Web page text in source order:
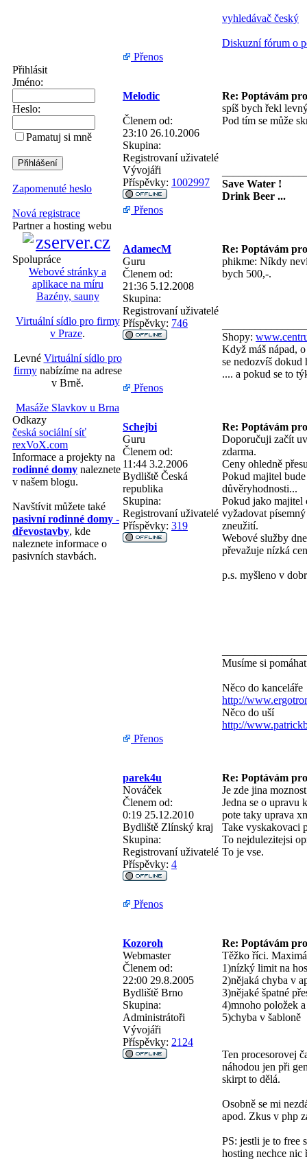
Přihlásit
Jméno:
Heslo:
Pamatuj si mně
Zapomenuté heslo
Nová registrace
Partner a hosting webu
Spolupráce
Webové stránky a
aplikace na míru
Bazény, sauny
Virtuální sídlo pro firmy
v Praze.
Levné Virtuální sídlo pro
firmynabízíme na adrese
v Brně.
Masáže Slavkov u Brna
Odkazy
česká sociální síť
rexVoX.com
Informace a projekty na
rodinné domy naleznete
v našem blogu.
Navštívit můžete také
pasivní rodinné domy -
dřevostavby, kde
naleznete informace o
pasivních stavbách.
vyhledávač český
Diskuzní fórum o
Přenos
Melodic Re: Poptávám
Členem od:
23:10 26.10.2006
Skupina:
Registrovaní uživatelé
Vývojáři
Příspěvky: 1002997
spíš bych řekl
Pod tím se může
Save Water !
Drink Beer ...
Přenos
AdamecM
Re: Poptávám
Guru
Členem od:
21:36 5.12.2008
Skupina:
Registrovaní uživatelé
Příspěvky: 746
phikme: Níkdy
bych 500,-.
Shopy:
Když máš nápad,
se nedozvíš dokud
.... a pokud se to
Přenos
Schejbi
Re: Poptávám
Guru
Členem od:
11:44 3.2.2006
Bydliště Česká
republika
Skupina:
Registrovaní uživatelé
Příspěvky: 319
Doporučuji začít
zdarma.
Ceny ohledně
Pokud majitel
důvěryhodnosti...
Pokud jako majitel
vyžadovat
zneužití.
Webové služby
převažuje nízká
p.s. myšleno v
Musíme si
Něco do kanceláře
http://
Něco do uší
http://
Přenos
parek4u
Re: Poptávám
Nováček
Členem od:
0:19 25.12.2010
Bydliště Zlínský kraj
Skupina:
Registrovaní uživatelé
Příspěvky: 4
Je zde jina
Jedna se o upravu
pote taky uprava
Take vyskakovaci
To nejdulezitejsi
To je vse.
Přenos
Kozoroh
Re: Poptávám
Webmaster
Členem od:
22:00 29.8.2005
Bydliště Brno
Skupina:
Administrátoři
Vývojáři
Příspěvky: 2124
Těžko říci.
1)nízký limit na
2)nějaká chyba v
3)nějaké špatné
4)mnoho položek
5)chyba v šabloně
Ten procesorovej
náhodou jen při
skirpt to dělá.
Osobně se mi
apod. Zkus v php
PS: jestli je to free
hosting nechce nic